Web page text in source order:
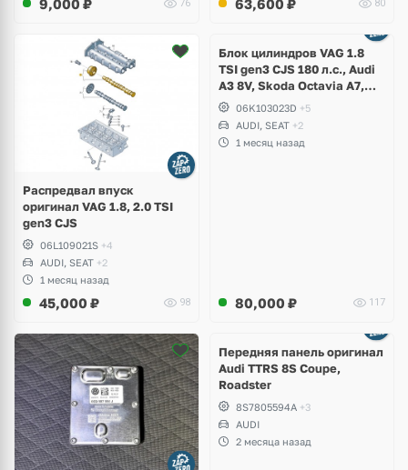
9,000 ₽ 76 63,600 ₽ 80
Распредвал впуск
оригинал VAG 1.8, 2.0 TSI
gen3 CJS
06L109021S +4
AUDI, SEAT +2
1 месяц назад
45,000 ₽ 98
2 фото
Блок цилиндров VAG 1.8
TSI gen3 CJS 180 л.с., Audi
A3 8V, Skoda Octavia A7,
Superb, Volkswagen Passat
B8, Golf VII Alltrack, Seat
Leon
06K103023D +5
AUDI, SEAT +2
1 месяц назад
80,000 ₽ 117
2 фото
Передняя панель оригинал
Audi TTRS 8S Coupe,
Roadster
8S7805594A +3
AUDI
2 месяца назад